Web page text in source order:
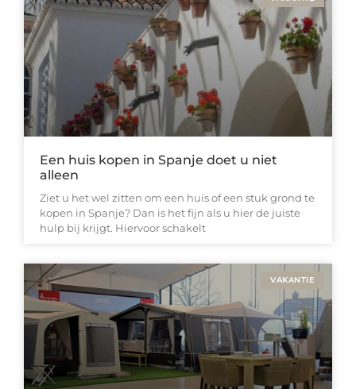
Een huis kopen in Spanje doet u niet
alleen
Ziet u het wel zitten om een huis of een stuk grond te
kopen in Spanje? Dan is het fijn als u hier de juiste
hulp bij krijgt. Hiervoor schakelt
VAKANTIE